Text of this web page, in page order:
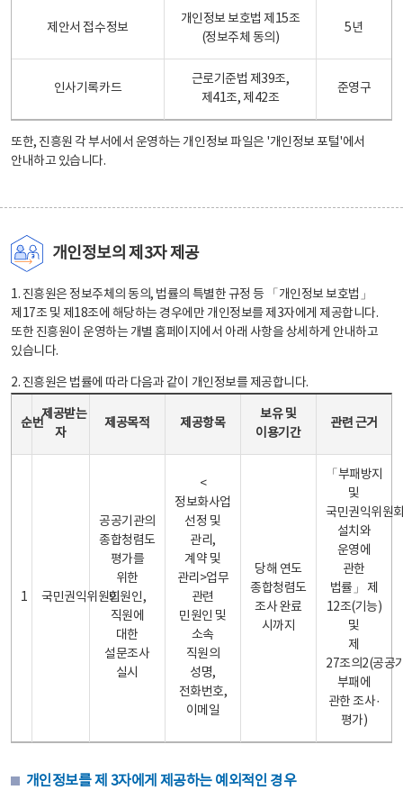
제안서 접수정보
개인정보 보호법 제15조
(정보주체 동의)
5년
인사기록카드
근로기준법 제39조,
제41조, 제42조
준영구
또한, 진흥원 각 부서에서 운영하는 개인정보 파일은 '개인정보 포털'에서
안내하고 있습니다.
개인정보의 제3자 제공
1. 진흥원은 정보주체의 동의, 법률의 특별한 규정 등 「개인정보 보호법」
제17조 및 제18조에 해당하는 경우에만 개인정보를 제3자에게 제공합니다.
또한 진흥원이 운영하는 개별 홈페이지에서 아래 사항을 상세하게 안내하고
있습니다.
2. 진흥원은 법률에 따라 다음과 같이 개인정보를 제공합니다.
순번
제공받는
자
제공목적 제공항목
보유 및
이용기간
관련 근거
1 국민권익위원회
공공기관의
종합청렴도
평가를
위한
민원인,
직원에
대한
설문조사
실시
<
정보화사업
선정 및
관리,
계약 및
관리>업무
관련
민원인 및
소속
직원의
성명,
전화번호,
이메일
당해 연도
종합청렴도
조사 완료
시까지
「부패방지
및
국민권익위원
설치와
운영에
관한
법률」 제
12조(기능)
및
제
27조의2(공공
부패에
관한 조사·
평가)
개인정보를 제 3자에게 제공하는 예외적인 경우